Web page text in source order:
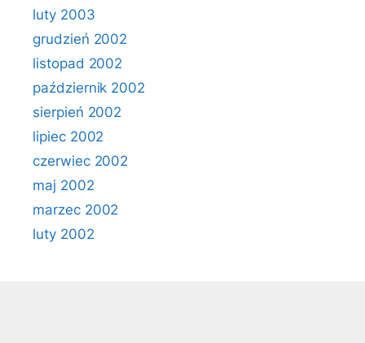
luty 2003
grudzień 2002
listopad 2002
październik 2002
sierpień 2002
lipiec 2002
czerwiec 2002
maj 2002
marzec 2002
luty 2002